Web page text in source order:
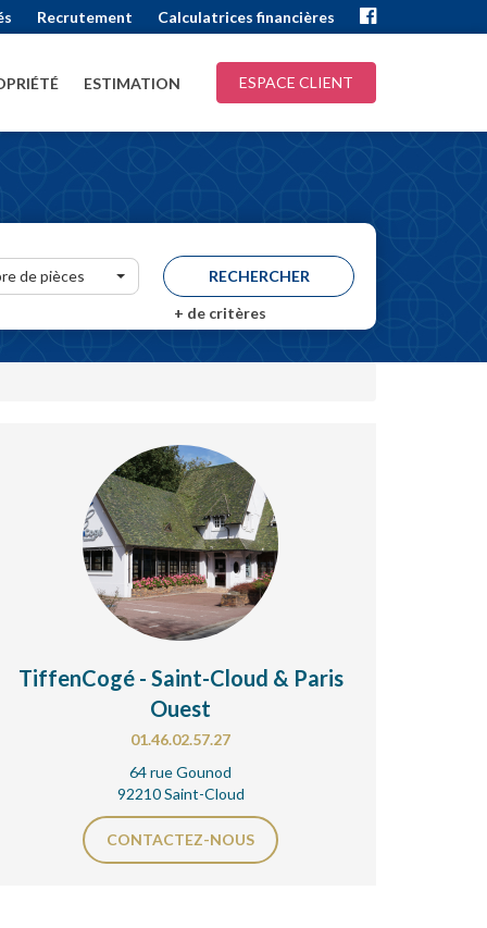
Recrutement Calculatrices financières
ESTIMATION ESPACE CLIENT
de pièces
+ de critères
TiffenCogé - Saint-Cloud & Paris
Ouest
01.46.02.57.27
64 rue Gounod
92210 Saint-Cloud
CONTACTEZ-NOUS